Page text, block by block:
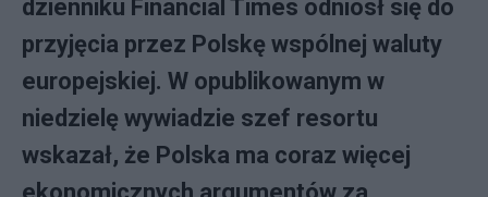
dzienniku Financial Times odniósł się do
przyjęcia przez Polskę wspólnej waluty
europejskiej. W opublikowanym w
niedzielę wywiadzie szef resortu
wskazał, że Polska ma coraz więcej